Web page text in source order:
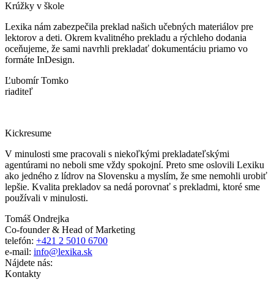
Krúžky v škole
Lexika nám zabezpečila preklad našich učebných materiálov pre
lektorov a deti. Okrem kvalitného prekladu a rýchleho dodania
oceňujeme, že sami navrhli prekladať dokumentáciu priamo vo
formáte InDesign.
Ľubomír Tomko
riaditeľ
Kickresume
V minulosti sme pracovali s niekoľkými prekladateľskými
agentúrami no neboli sme vždy spokojní. Preto sme oslovili Lexiku
ako jedného z lídrov na Slovensku a myslím, že sme nemohli urobiť
lepšie. Kvalita prekladov sa nedá porovnať s prekladmi, ktoré sme
používali v minulosti.
Tomáš Ondrejka
Co-founder & Head of Marketing
telefón: +421 2 5010 6700
e-mail: info@lexika.sk
Nájdete nás:
Kontakty